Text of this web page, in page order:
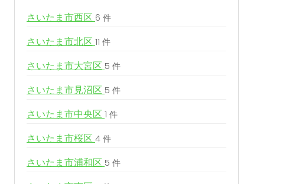
さいたま市西区 6 件
さいたま市北区 11 件
さいたま市大宮区 5 件
さいたま市見沼区 5 件
さいたま市中央区 1 件
さいたま市桜区 4 件
さいたま市浦和区 5 件